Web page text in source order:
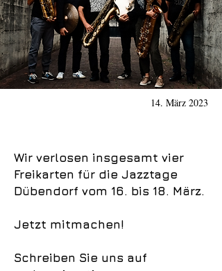
14. März 2023
Wir verlosen insgesamt vier
Freikarten für die Jazztage
Dübendorf vom 16. bis 18. März.
Jetzt mitmachen!
Schreiben Sie uns auf